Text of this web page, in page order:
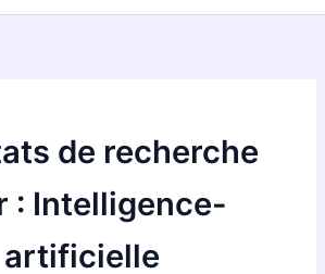
de recherche
: Intelligence-
artificielle